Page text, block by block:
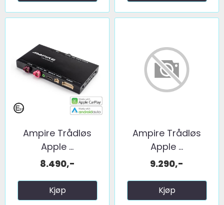
Ampire Trådløs
Apple ...
8.490,-
Kjøp
Ampire Trådløs
Apple ...
9.290,-
Kjøp